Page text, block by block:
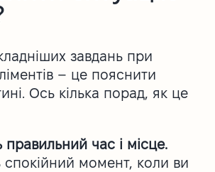
завдань при
– це пояснити
Ось кілька порад, як це
правильний час і місце.
спокійний момент, коли ви